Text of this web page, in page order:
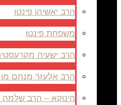
הרב יאשיהו פינטו
משפחת פינטו
הרב ישעיה
הרב אלעזר מנחם
הינוקא – הרב שלמה